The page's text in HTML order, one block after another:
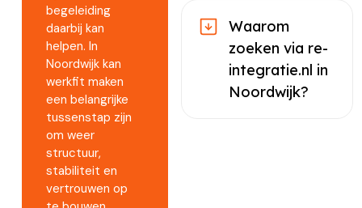
begeleiding
daarbij kan
helpen. In
Noordwijk kan
werkfit maken
een belangrijke
tussenstap zijn
om weer
structuur,
stabiliteit en
vertrouwen op
Waarom
zoeken via re-
integratie.nl in
Noordwijk?